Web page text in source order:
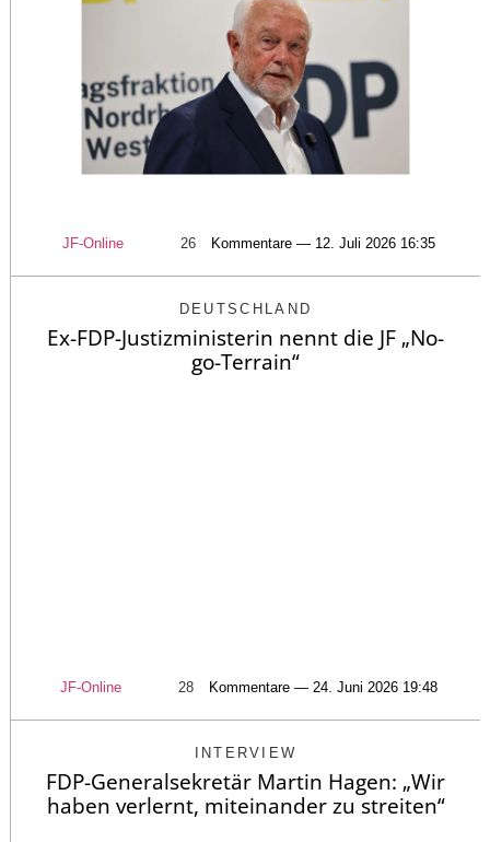
JF-Online 26 Kommentare — 12. Juli 2026 16:35
DEUTSCHLAND
Ex-FDP-Justizministerin nennt die JF „No-
go-Terrain“
JF-Online 28 Kommentare — 24. Juni 2026 19:48
INTERVIEW
FDP-Generalsekretär Martin Hagen: „Wir
haben verlernt, miteinander zu streiten“